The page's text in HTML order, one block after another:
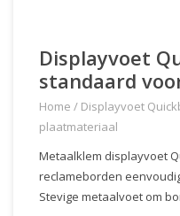
Displayvoet
standaard
Home / Displayvoet
plaatmateriaal
Metaalklem displayvoet
reclameborden
Stevige metaalvoet om